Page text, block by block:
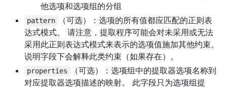
他选项和选项组的分组
pattern
（可选）：选项的所有值都应匹配的正则表
达式模式。 请注意，提取程序可能会对未采用或无法
采用此正则表达式模式来表示的选项值施加其他约束。
说明字段下会解释此类约束（如果存在）。
properties
（可选）：选项组中的提取器选项名称到
对应提取器选项描述的映射。 此字段只为选项组提